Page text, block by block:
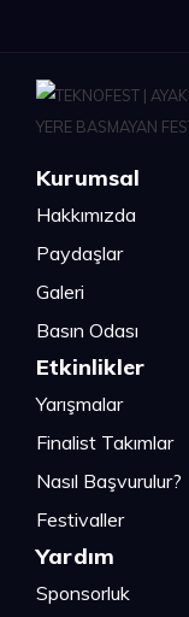
Kurumsal
Hakkımızda
Paydaşlar
Galeri
Basın Odası
Etkinlikler
Yarışmalar
Finalist Takımlar
Nasıl Başvurulur?
Festivaller
Yardım
Sponsorluk